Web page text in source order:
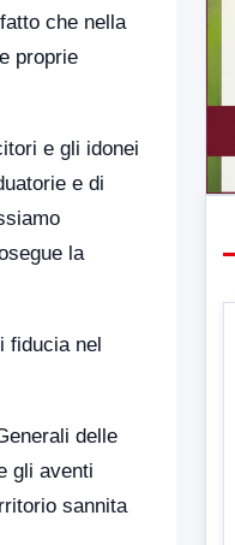
che nella
proprie
e gli idonei
e di
la
fiducia nel
delle
gli aventi
sannita